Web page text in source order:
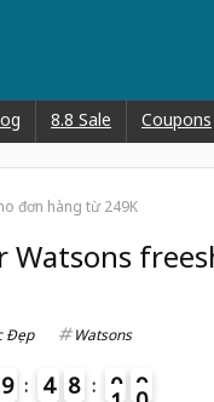
8.8 Sale Coupons
đơn hàng từ 249K
Watsons
Đẹp Watsons
9 4 8
0 9